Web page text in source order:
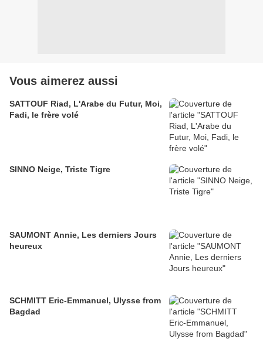
Vous aimerez aussi
SATTOUF Riad, L'Arabe du Futur, Moi,
Fadi, le frère volé
SINNO Neige, Triste Tigre
SAUMONT Annie, Les derniers Jours
heureux
SCHMITT Eric-Emmanuel, Ulysse from
Bagdad